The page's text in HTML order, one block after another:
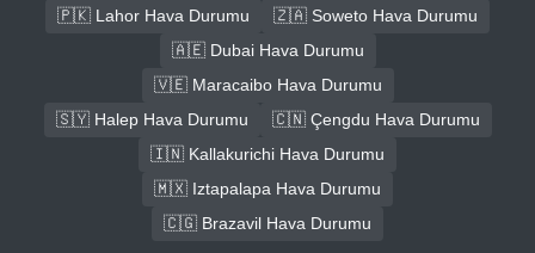
🇵🇰 Lahor Hava Durumu
🇿🇦 Soweto Hava Durumu
🇦🇪 Dubai Hava Durumu
🇻🇪 Maracaibo Hava Durumu
🇸🇾 Halep Hava Durumu
🇨🇳 Çengdu Hava Durumu
🇮🇳 Kallakurichi Hava Durumu
🇲🇽 Iztapalapa Hava Durumu
🇨🇬 Brazavil Hava Durumu